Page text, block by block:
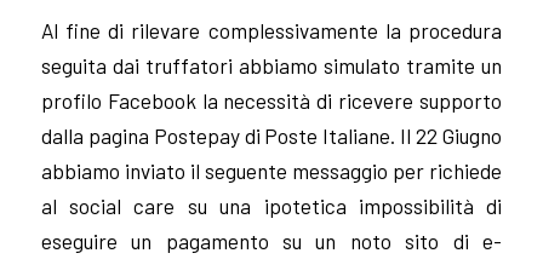
Al fine di rilevare complessivamente la procedura
seguita dai truffatori abbiamo simulato tramite un
profilo Facebook la necessità di ricevere supporto
dalla pagina Postepay di Poste Italiane. Il 22 Giugno
abbiamo inviato il seguente messaggio per richiede
al social care su una ipotetica impossibilità di
eseguire un pagamento su un noto sito di e-